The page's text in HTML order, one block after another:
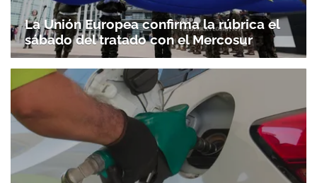
La Unión Europea confirma la rúbrica el
sábado del tratado con el Mercosur